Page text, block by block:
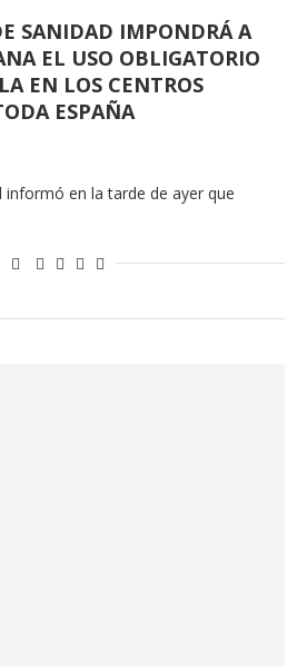
SANIDAD IMPONDRÁ A
EL USO OBLIGATORIO
EN LOS CENTROS
ESPAÑA
informó en la tarde de ayer que